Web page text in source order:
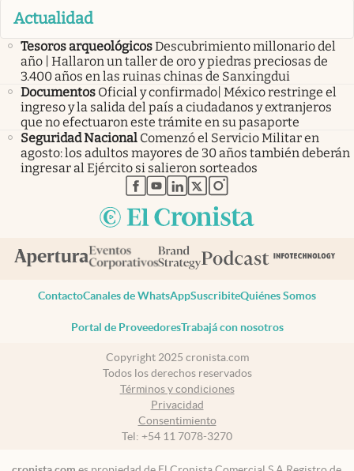
Actualidad
Tesoros arqueológicosDescubrimiento millonario del
año | Hallaron un taller de oro y piedras preciosas de
3.400 años en las ruinas chinas de Sanxingdui
Documentos Oficial y confirmado| México restringe el
ingreso y la salida del país a ciudadanos y extranjeros
que no efectuaron este trámite en su pasaporte
Seguridad Nacional Comenzó el Servicio Militar en
agosto: los adultos mayores de 30 años también deberán
ingresar al Ejército si salieron sorteados
abre en nueva pestaña
abre en nueva pestaña
abre en nueva pestaña
abre en nueva pestaña
abre en nueva pestaña
ContactoCanales de WhatsAppSuscribiteQuiénes Somos
Portal de ProveedoresTrabajá con nosotros
Copyright 2025 cronista.com
Todos los derechos reservados
Términos y condiciones
Privacidad
Consentimiento
Tel: +54 11 7078-3270